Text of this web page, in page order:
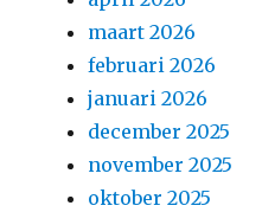
maart 2026
februari 2026
januari 2026
december 2025
november 2025
oktober 2025